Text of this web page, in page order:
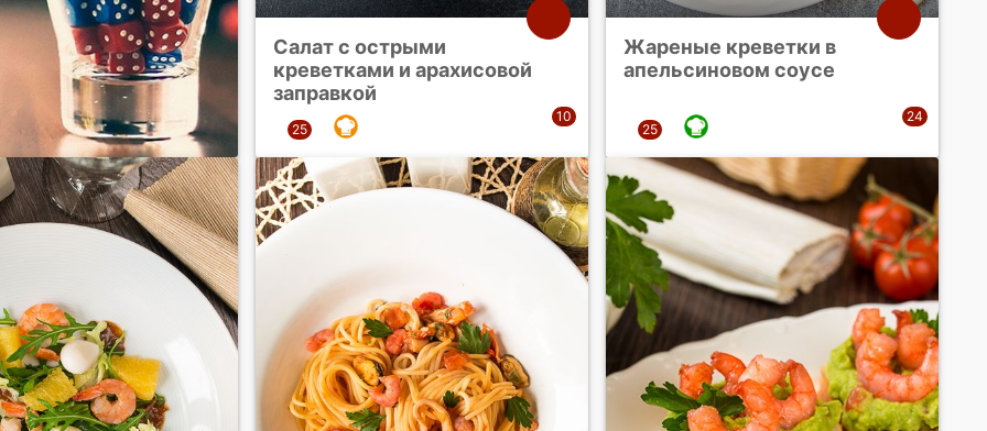
Салат с острыми
креветками и арахисовой
заправкой
Жареные креветки в
апельсиновом соусе